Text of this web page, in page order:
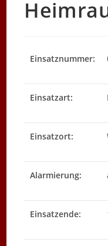
Einsatznummer:
Einsatzart:
Einsatzort:
Alarmierung:
Einsatzende: